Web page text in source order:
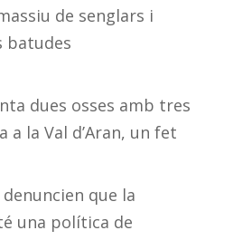
de senglars i
batudes
dues osses amb tres
a la Val d’Aran, un fet
denuncien que la
una política de